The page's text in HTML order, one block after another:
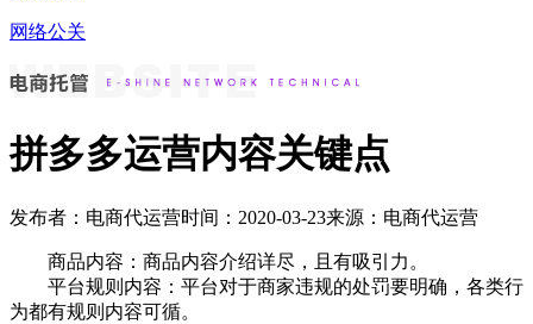
网络公关
拼多多运营内容关键点
发布者：电商代运营时间：2020-03-23来源：电商代运营
商品内容：商品内容介绍详尽，且有吸引力。
平台规则内容：平台对于商家违规的处罚要明确，各类行
为都有规则内容可循。